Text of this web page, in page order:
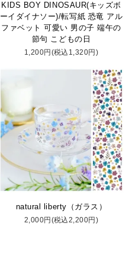
KIDS BOY DINOSAUR(キッズボ
ーイダイナソー)/転写紙 恐竜 アル
ファベット 可愛い 男の子 端午の
節句 こどもの日
1,200円(税込1,320円)
natural liberty（ガラス）
2,000円(税込2,200円)